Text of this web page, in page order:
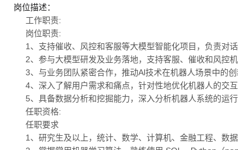
岗位描述：
工作职责:
岗位职责:
1、支持催收、风控和客服等大模型智能化项目，负责对
2、参与大模型研发及业务落地，支持客服、催收和风控
3、与业务团队紧密合作，推动Al技术在机器人场景中的
4、深入了解用户需求和痛点，针对性地优化机器人的交
5、具备数据分析和挖掘能力，深入分析机器人系统的运
任职资格:
任职要求
1、研究生及以上，统计、数学、计算机、金融工程、数